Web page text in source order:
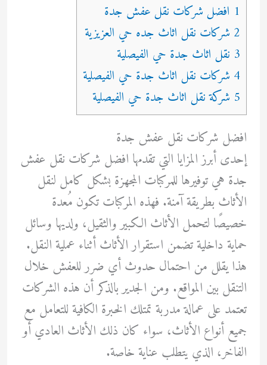
1 افضل شركات نقل عفش جدة
2 شركات نقل اثاث جده حي العزيزية
3 نقل اثاث جدة حي الفيصلية
4 شركات نقل اثاث جدة حي الفيصلية
5 شركة نقل اثاث جدة حي الفيصلية
افضل شركات نقل عفش جدة
إحدى أبرز المزايا التي تقدمها افضل شركات نقل عفش
جدة هي توفيرها للمركبات المجهزة بشكل كامل لنقل
الأثاث بطريقة آمنة. فهذه المركبات تكون مُعدة
خصيصًا لتحمل الأثاث الكبير والثقيل، ولديها وسائل
حماية داخلية تضمن استقرار الأثاث أثناء عملية النقل.
هذا يقلل من احتمال حدوث أي ضرر للعفش خلال
التنقل بين المواقع. ومن الجدير بالذكر أن هذه الشركات
تعتمد على عمالة مدربة تمتلك الخبرة الكافية للتعامل مع
جميع أنواع الأثاث، سواء كان ذلك الأثاث العادي أو
الفاخر، الذي يتطلب عناية خاصة.